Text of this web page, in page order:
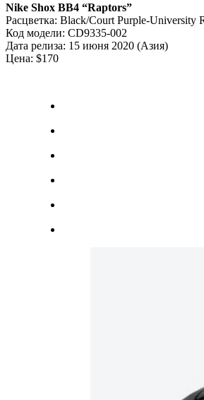
Nike Shox BB4 “Raptors”
Расцветка: Black/Court Purple-University
Код модели: CD9335-002
Дата релиза: 15 июня 2020 (Азия)
Цена: $170